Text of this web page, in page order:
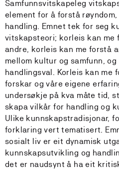
Samfunnsvitskapeleg
element for å forstå
handling. Emnet tek for seg
vitskapsteori; korleis kan me
andre, korleis kan me forstå
mellom kultur og samfunn,
handlingsval. Korleis kan me
forskar og våre eigene
undersøkje på kva måte tid,
skapa vilkår for handling og
Ulike kunnskapstradisjonar,
forklaring vert tematisert.
sosialt liv er eit dynamisk
kunnskapsutvikling og
det er naudsynt å ha eit